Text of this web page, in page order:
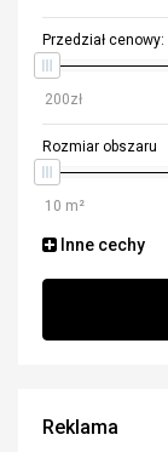
Przedział cenowy:
Rozmiar obszaru
Inne cechy
Reklama